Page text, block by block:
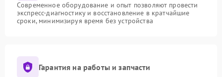
Современное оборудование и опыт позволяют провести
экспресс-диагностику и восстановление в кратчайшие
сроки, минимизируя время без устройства
Гарантия на работы и запчасти